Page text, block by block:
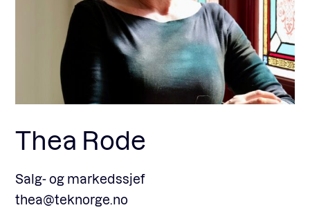
Fagforum
Arrangementer
Standardavtaler
Nyheter og meninger
Thea Rode
Salg- og markedssjef
thea@teknorge.no